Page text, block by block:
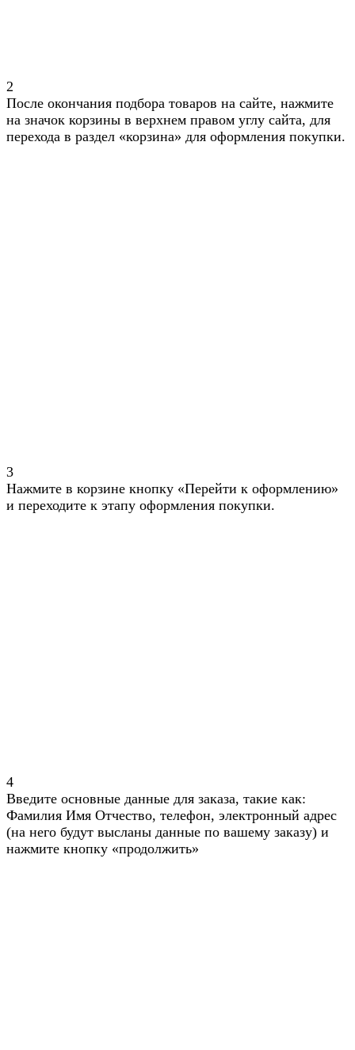
2
После окончания подбора товаров на сайте, нажмите
на значок корзины в верхнем правом углу сайта, для
перехода в раздел «корзина» для оформления покупки.
3
Нажмите в корзине кнопку «Перейти к оформлению»
и переходите к этапу оформления покупки.
4
Введите основные данные для заказа, такие как:
Фамилия Имя Отчество, телефон, электронный адрес
(на него будут высланы данные по вашему заказу) и
нажмите кнопку «продолжить»